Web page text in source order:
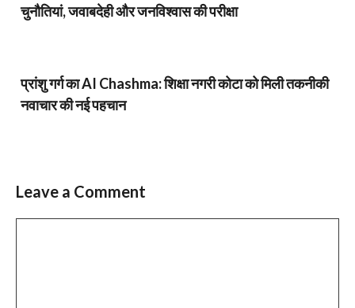
चुनौतियां, जवाबदेही और जनविश्वास की परीक्षा
प्रांशु गर्ग का AI Chashma: शिक्षा नगरी कोटा को मिली तकनीकी
नवाचार की नई पहचान
Leave a Comment